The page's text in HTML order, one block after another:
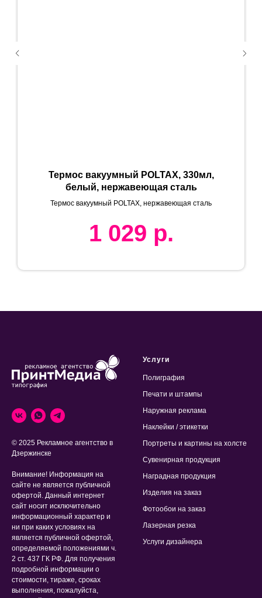
Термос вакуумный POLTAX, 330мл,
белый, нержавеющая сталь
Термос вакуумный POLTAX, нержавеющая сталь
1 029 р.
© 2025 Рекламное агентство в
Дзержинске
Внимание! Информация на
сайте не является публичной
офертой. Данный интернет
сайт носит исключительно
информационный характер и
ни при каких условиях на
является публичной офертой,
определяемой положениями ч.
2 ст. 437 ГК РФ. Для получения
подробной информации о
стоимости, тираже, сроках
выполнения, пожалуйста,
Услуги
Полиграфия
Печати и штампы
Наружная реклама
Наклейки / этикетки
Портреты и картины на холсте
Сувенирная продукция
Наградная продукция
Изделия на заказ
Фотообои на заказ
Лазерная резка
Услуги дизайнера